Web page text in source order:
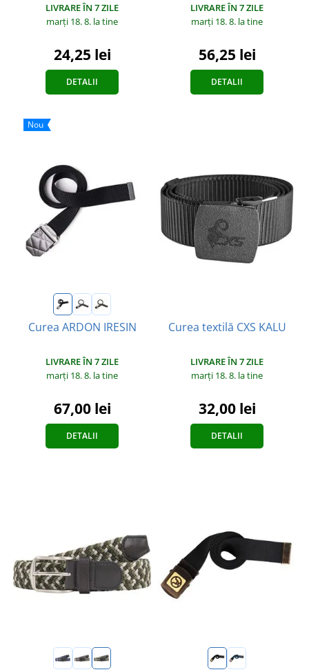
LIVRARE ÎN 7 ZILE
marți 18. 8. la tine
24,25 lei
DETALII
LIVRARE ÎN 7 ZILE
marți 18. 8. la tine
56,25 lei
DETALII
Nou
Curea ARDON IRESIN
LIVRARE ÎN 7 ZILE
marți 18. 8. la tine
67,00 lei
DETALII
Curea textilă CXS KALU
LIVRARE ÎN 7 ZILE
marți 18. 8. la tine
32,00 lei
DETALII